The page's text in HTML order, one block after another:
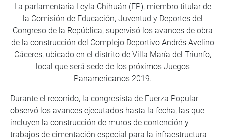
La parlamentaria Leyla Chihuán (FP), miembro titular de
la Comisión de Educación, Juventud y Deportes del
Congreso de la República, supervisó los avances de obra
de la construcción del Complejo Deportivo Andrés Avelino
Cáceres, ubicado en el distrito de Villa María del Triunfo,
local que será sede de los próximos Juegos
Panamericanos 2019.
Durante el recorrido, la congresista de Fuerza Popular
observó los avances ejecutados hasta la fecha, las que
incluyen la construcción de muros de contención y
trabajos de cimentación especial para la infraestructura